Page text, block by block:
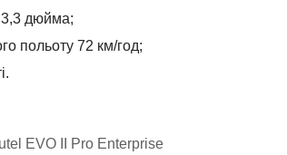
3,3 дюйма;
польоту 72 км/год;
EVO II Pro Enterprise